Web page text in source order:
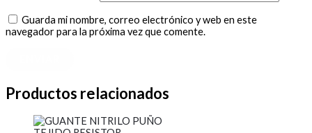
Guarda mi nombre, correo electrónico y web en este
navegador para la próxima vez que comente.
Productos relacionados